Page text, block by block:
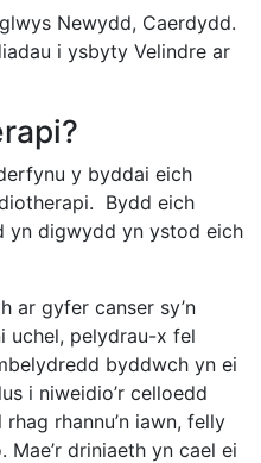
Newydd, Caerdydd.
i ysbyty Velindre ar
y byddai eich
Bydd eich
yn digwydd yn ystod eich
ar gyfer canser sy’n
uchel, pelydrau-x fel
byddwch yn ei
i niweidio’r celloedd
rhannu’n iawn, felly
Mae’r driniaeth yn cael ei